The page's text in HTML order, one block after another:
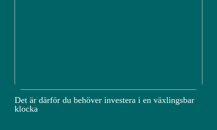
Det är därför du behöver investera i en växlingsbar
klocka